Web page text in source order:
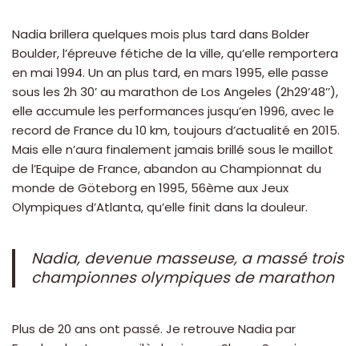
Nadia brillera quelques mois plus tard dans Bolder
Boulder, l’épreuve fétiche de la ville, qu’elle remportera
en mai 1994. Un an plus tard, en mars 1995, elle passe
sous les 2h 30’ au marathon de Los Angeles (2h29’48’’),
elle accumule les performances jusqu’en 1996, avec le
record de France du 10 km, toujours d’actualité en 2015.
Mais elle n’aura finalement jamais brillé sous le maillot
de l’Equipe de France, abandon au Championnat du
monde de Göteborg en 1995, 56ème aux Jeux
Olympiques d’Atlanta, qu’elle finit dans la douleur.
Nadia, devenue masseuse, a massé trois
championnes olympiques de marathon
Plus de 20 ans ont passé. Je retrouve Nadia par